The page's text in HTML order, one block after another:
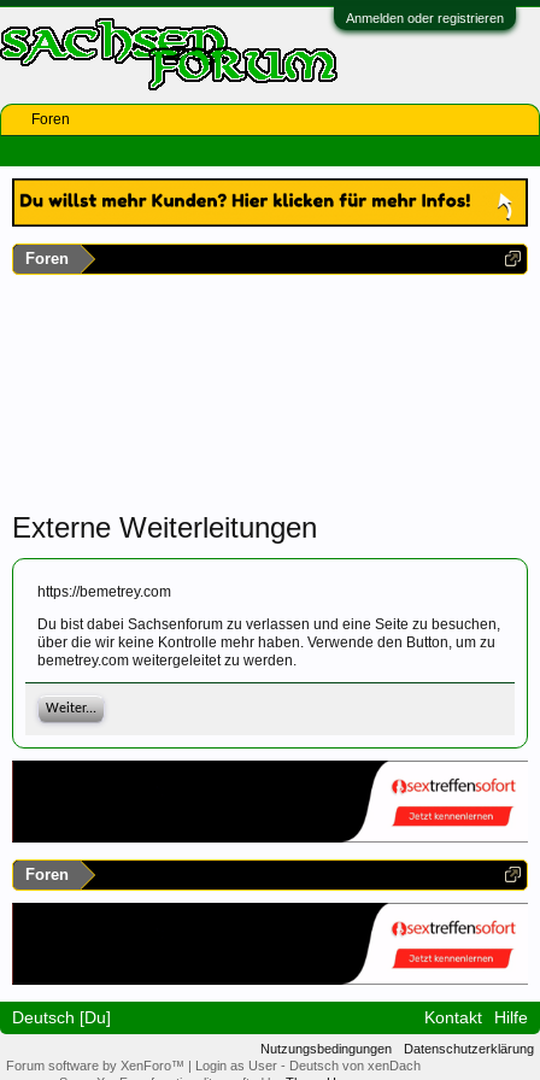
Anmelden oder registrieren
Foren
Externe Weiterleitungen
https://bemetrey.com
Du bist dabei Sachsenforum zu verlassen und eine Seite zu besuchen,
über die wir keine Kontrolle mehr haben. Verwende den Button, um zu
bemetrey.com weitergeleitet zu werden.
Weiter...
Foren
Foren
Deutsch [Du] Kontakt Hilfe
Nutzungsbedingungen
Datenschutzerklärung
Forum software by XenForo™ | Login as User - Deutsch von xenDach